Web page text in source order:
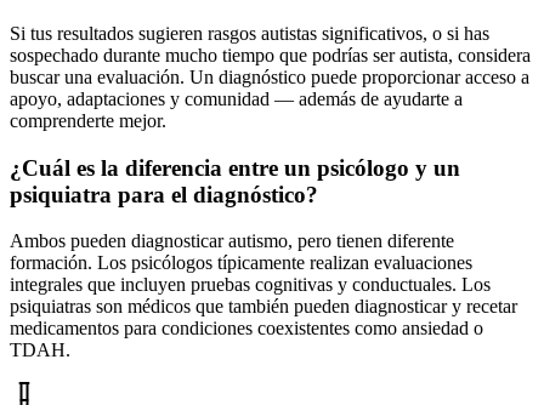
Si tus resultados sugieren rasgos autistas significativos, o si has
sospechado durante mucho tiempo que podrías ser autista, considera
buscar una evaluación. Un diagnóstico puede proporcionar acceso a
apoyo, adaptaciones y comunidad — además de ayudarte a
comprenderte mejor.
¿Cuál es la diferencia entre un psicólogo y un
psiquiatra para el diagnóstico?
Ambos pueden diagnosticar autismo, pero tienen diferente
formación. Los psicólogos típicamente realizan evaluaciones
integrales que incluyen pruebas cognitivas y conductuales. Los
psiquiatras son médicos que también pueden diagnosticar y recetar
medicamentos para condiciones coexistentes como ansiedad o
TDAH.